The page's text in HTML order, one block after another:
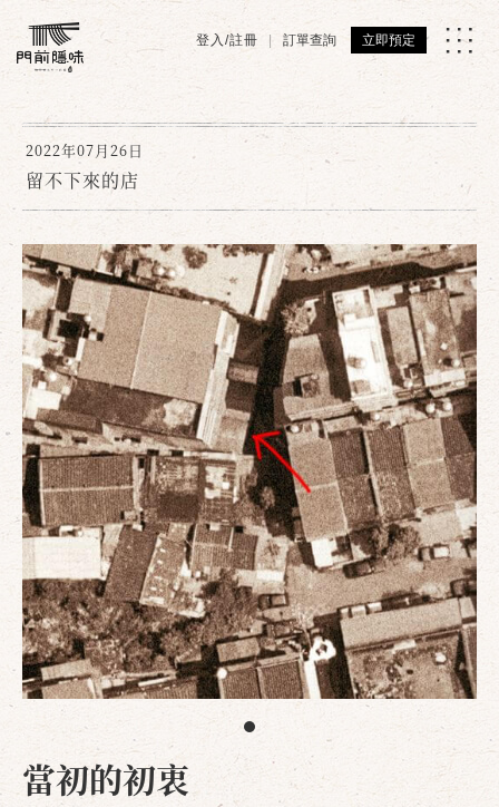
登入/註冊 訂單查詢 立即預定
2022年07月26日
留不下來的店
當初的初衷